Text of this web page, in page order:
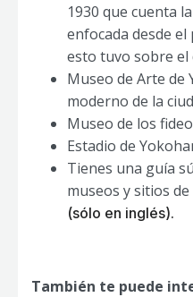
1930 que cuenta
enfocada desde
esto tuvo sobre el
Museo de Arte de
moderno de la
Museo de los
Estadio de
Tienes una guía
museos y sitios
(sólo en inglés).
También te puede